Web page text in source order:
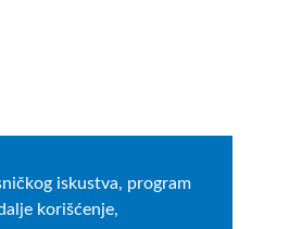
iskustva, program
korišćenje,